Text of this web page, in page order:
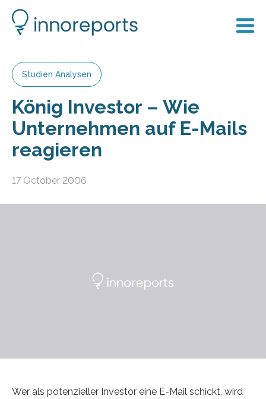
Studien Analysen
König Investor – Wie
Unternehmen auf E-Mails
reagieren
17 October 2006
Wer als potenzieller Investor eine E-Mail schickt, wird